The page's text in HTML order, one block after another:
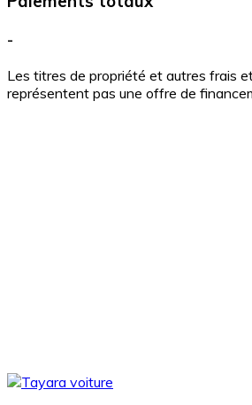
-
Les titres de propriété et autres frais
représentent pas une offre de